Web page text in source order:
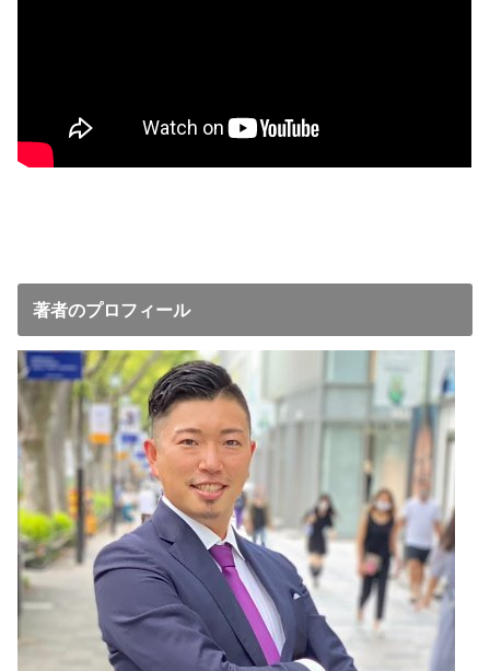
著者のプロフィール